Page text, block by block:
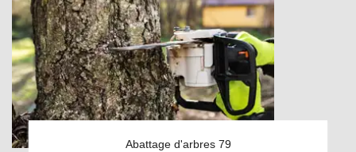
Abattage d'arbres 79